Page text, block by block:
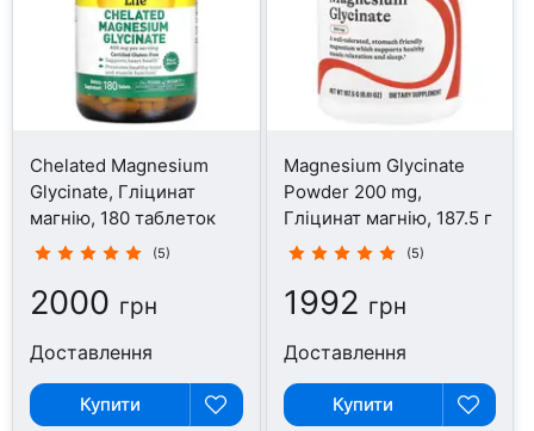
Chelated Magnesium
Glycinate, Гліцинат
магнію, 180 таблеток
(5)
2000 грн
Доставлення
Купити
Magnesium Glycinate
Powder 200 mg,
Гліцинат магнію, 187.5 г
(5)
1992 грн
Доставлення
Купити